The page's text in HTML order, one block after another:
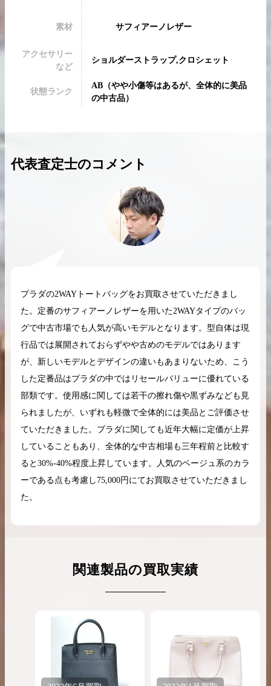
希少なリザード素材のバーキンの買取価格や
コラムをさらにみる
素材 サフィアーノレザー
アクセサリー
など
ショルダーストラップ,クロシェット
状態ランク
AB （やや小傷等はあるが、全体的に美品
の中古品）
代表査定士のコメント
プラダの2WAYトートバッグをお買取させていただきまし
た。定番のサフィアーノレザーを用いた2WAYタイプのバッ
グで中古市場でも人気が高いモデルとなります。型自体は現
行品では展開されておらずやや古めのモデルではあります
が、新しいモデルとデザインの違いもあまりないため、こう
した定番品はプラダの中ではリセールバリューに優れている
部類です。使用感に関しては若干の擦れ傷や黒ずみなども見
られましたが、いずれも軽微で全体的には美品とご評価させ
ていただきました。プラダに関しても近年大幅に定価が上昇
していることもあり、全体的な中古相場も三年程前と比較す
ると30%-40%程度上昇しています。人気のベージュ系のカラ
ーである点も考慮し75,000円にてお買取させていただきまし
た。
関連製品の買取実績